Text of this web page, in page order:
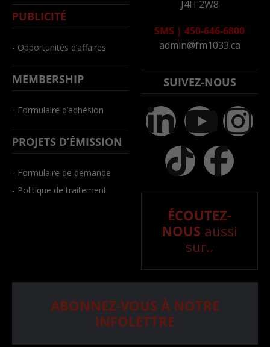
PUBLICITÉ
- Opportunités d’affaires
MEMBERSHIP
- Formulaire d’adhésion
PROJETS D’ÉMISSION
- Formulaire de demande
- Politique de traitement
J4H 2W8
SMS | 450-646-6800
admin@fm1033.ca
SUIVEZ-NOUS
ÉCOUTEZ-
NOUS aussi
sur..
ABONNEZ-VOUS À NOTRE
INFOLETTRE